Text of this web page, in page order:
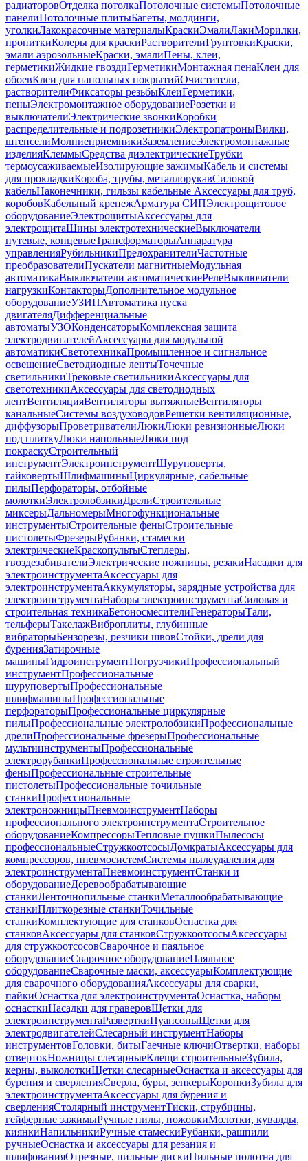
радиаторовОтделка потолкаПотолочные системыПотолочные
панелиПотолочные плитыБагеты, молдинги,
уголкиЛакокрасочные материалыКраскиЭмалиЛакиМорилки,
пропиткиКолеры для краскиРастворителиГрунтовкиКраски,
эмали аэрозольныеКраски, эмалиПены, клеи,
герметикиЖидкие гвоздиГерметикиМонтажная пенаКлеи для
обоевКлеи для напольных покрытийОчистители,
растворителиФиксаторы резьбыКлеиГерметики,
пеныЭлектромонтажное оборудованиеРозетки и
выключателиЭлектрические звонкиКоробки
распределительные и подрозетникиЭлектропатроныВилки,
штепселиМолниеприемникиЗаземлениеЭлектромонтажные
изделияКлеммыСредства диэлектрическиеТрубки
термоусаживаемыеИзолирующие зажимыКабель и системы
для прокладкиКороба, трубы, металлорукавСиловой
кабельНаконечники, гильзы кабельные Аксессуары для труб,
коробовКабельный крепежАрматура СИПЭлектрощитовое
оборудованиеЭлектрощитыАксессуары для
электрощитаШины электротехническиеВыключатели
путевые, концевыеТрансформаторыАппаратура
управленияРубильникиПредохранителиЧастотные
преобразователиПускатели магнитныеМодульная
автоматикаВыключатели автоматическиеРелеВыключатели
нагрузкиКонтакторыДополнительное модульное
оборудованиеУЗИПАвтоматика пуска
двигателяДифференциальные
автоматыУЗОКонденсаторыКомплексная защита
электродвигателейАксессуары для модульной
автоматикиСветотехникаПромышленное и сигнальное
освещениеСветодиодные лентыТочечные
светильникиТрековые светильникиАксессуары для
светотехникиАксессуары для светодиодных
лентВентиляцияВентиляторы вытяжныеВентиляторы
канальныеСистемы воздуховодовРешетки вентиляционные,
диффузорыПроветривателиЛюкиЛюки ревизионныеЛюки
под плиткуЛюки напольныеЛюки под
покраскуСтроительный
инструментЭлектроинструментШуруповерты,
гайковертыШлифмашиныЦиркулярные, сабельные
пилыПерфораторы, отбойные
молоткиЭлектролобзикиДрелиСтроительные
миксерыДальномерыМногофункциональные
инструментыСтроительные феныСтроительные
пистолетыФрезерыРубанки, стамески
электрическиеКраскопультыСтеплеры,
гвоздезабивателиЭлектрические ножницы, резакиНасадки для
электроинструментаАксессуары для
электроинструментаАккумуляторы, зарядные устройства для
электроинструментаНаборы электроинструментаСиловая и
строительная техникаБетоносмесителиГенераторыТали,
тельферыТакелажВиброплиты, глубинные
вибраторыБензорезы, резчики швовСтойки, дрели для
буренияЗатирочные
машиныГидроинструментПогрузчикиПрофессиональный
инструментПрофессиональные
шуруповертыПрофессиональные
шлифмашиныПрофессиональные
перфораторыПрофессиональные циркулярные
пилыПрофессиональные электролобзикиПрофессиональные
дрелиПрофессиональные фрезерыПрофессиональные
мультиинструментыПрофессиональные
электрорубанкиПрофессиональные строительные
феныПрофессиональные строительные
пистолетыПрофессиональные точильные
станкиПрофессиональные
электроножницыПневмоинструментНаборы
профессионального электроинструментаСтроительное
оборудованиеКомпрессорыТепловые пушкиПылесосы
профессиональныеСтружкоотсосыДомкратыАксессуары для
компрессоров, пневмосистемСистемы пылеудаления для
электроинструментаПневмоинструментСтанки и
оборудованиеДеревообрабатывающие
станкиЛенточнопильные станкиМеталлообрабатывающие
станкиПлиткорезные станкиТочильные
станкиКомплектующие для станковОснастка для
станковАксессуары для станковСтружкоотсосыАксессуары
для стружкоотсосовСварочное и паяльное
оборудованиеСварочное оборудованиеПаяльное
оборудованиеСварочные маски, аксессуарыКомплектующие
для сварочного оборудованияАксессуары для сварки,
пайкиОснастка для электроинструментаОснастка, наборы
оснасткиНасадки для граверовЩетки для
электроинструментаРазверткиПуансоныЩетки для
электродвигателейСлесарный инструментНаборы
инструментовГоловки, битыГаечные ключиОтвертки, наборы
отвертокНожницы слесарныеКлещи строительныеЗубила,
керны, выколоткиЩетки слесарныеОснастка и аксессуары для
бурения и сверленияСверла, буры, зенкерыКоронкиЗубила для
электроинструментаАксессуары для бурения и
сверленияСтолярный инструментТиски, струбцины,
гейферные зажимыРучные пилы, ножовкиМолотки, кувалды,
киянкиНапильникиРучные стамескиРубанки, рашпили
ручныеОснастка и аксессуары для резания и
шлифованияОтрезные, пильные дискиПильные полотна для